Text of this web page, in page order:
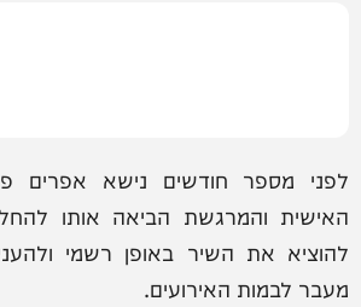
לפני מספר חודשים נישא אפרים
האישית והמרגשת הביאה אותו
להוציא את השיר באופן רשמי
מעבר לבמות האירועים.